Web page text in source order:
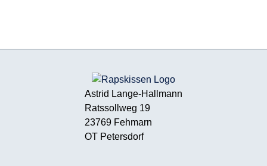
Astrid Lange-Hallmann
Ratssollweg 19
23769 Fehmarn
OT Petersdorf